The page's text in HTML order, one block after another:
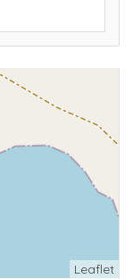
Leaflet